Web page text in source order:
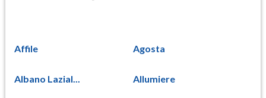
Affile Agosta
Albano Lazial... Allumiere